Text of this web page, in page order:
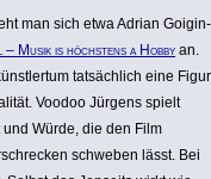
man sich etwa Adrian Goigin­
Musik is höchstens a Hobby an.
tatsäch­lich eine Figur
Voodoo Jürgens spielt
Würde, die den Film
schweben lässt. Bei